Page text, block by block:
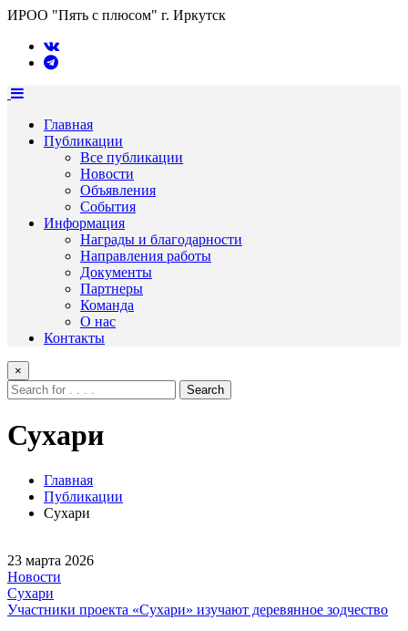
ИРОО "Пять с плюсом" г. Иркутск
Главная
Публикации
Все публикации
Новости
Объявления
События
Информация
Награды и благодарности
Направления работы
Документы
Партнеры
Команда
О нас
Контакты
×
Search
Сухари
Главная
Публикации
Сухари
23 марта 2026
Новости
Сухари
Участники проекта «Сухари» изучают деревянное зодчество